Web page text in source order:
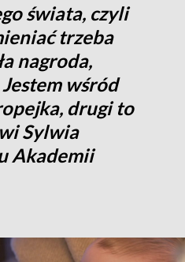
świata, czyli
trzeba
nagroda,
wśród
drugi to
Sylwia
Akademii